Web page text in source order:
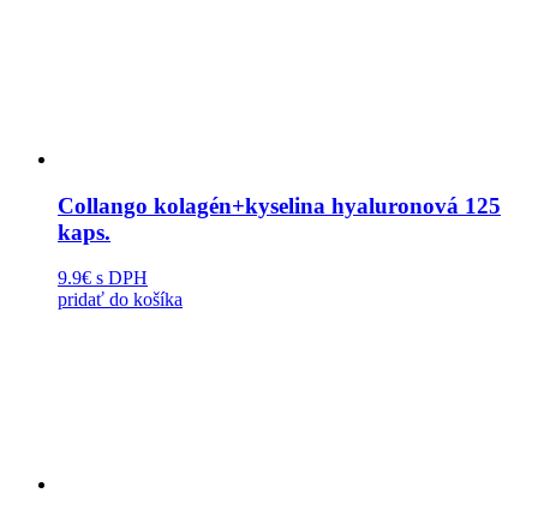
Collango kolagén+kyselina hyaluronová 125
kaps.
9.9€ s DPH
pridať do košíka